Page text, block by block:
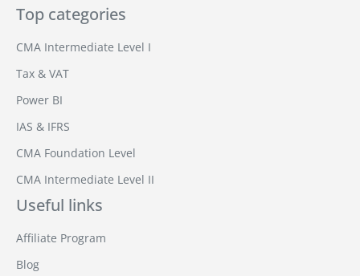
Top categories
CMA Intermediate Level I
Tax & VAT
Power BI
IAS & IFRS
CMA Foundation Level
CMA Intermediate Level II
Useful links
Affiliate Program
Blog